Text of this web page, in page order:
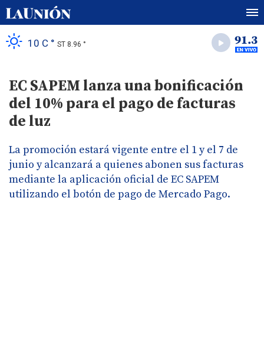
10 C ° ST 8.96 °
EC SAPEM lanza una bonificación
del 10% para el pago de facturas
de luz
La promoción estará vigente entre el 1 y el 7 de
junio y alcanzará a quienes abonen sus facturas
mediante la aplicación oficial de EC SAPEM
utilizando el botón de pago de Mercado Pago.